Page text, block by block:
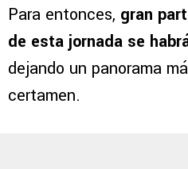
Para entonces, gran
de esta jornada se
dejando un panorama
certamen.